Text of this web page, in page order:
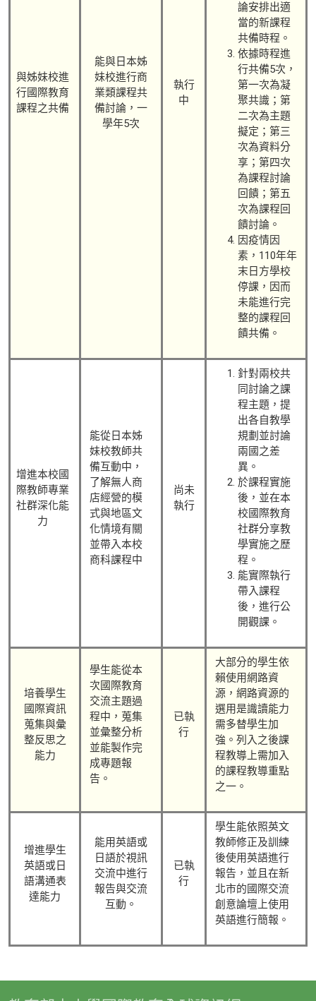
與姊妹校進
行國際教育
課程之共備
能與日本姊
妹校進行商
業類課程共
備討論，一
學年5次
執行
中
論安排出適
當的新課程
共備時程。
依據時程進
行共備5次，
第一次為凝
聚共識；第
二次為主題
擬定；第三
次為資料分
享；第四次
為課程討論
回饋；第五
次為課程回
饋討論。
因疫情因
素，110年年
末日方學校
停課，因而
未能進行完
整的課程回
饋共備。
增進本校國
際教師專業
社群深化能
力
能從日本姊
妹校教師共
備互動中，
了解無人商
店經營的模
式與地區文
化情境有關
並帶入本校
商科課程中
尚未
執行
針對兩校共
同討論之課
程主題，提
出各自教學
規劃並討論
兩國之差
異。
於課程實施
後，並在本
校國際教育
社群分享教
學實施之歷
程。
能實際執行
帶入課程
後，進行公
開觀課。
培養學生
國際資訊
蒐集與彙
整反思之
能力
學生能從本
次國際教育
交流主題過
程中，蒐集
並彙整分析
並能製作完
成專題報
告。
已執
行
大部分的學生依
賴使用網路資
源，網路資源的
選用是識讀能力
需多替學生加
強。列入之後課
程教導上需加入
的課程教導重點
之一。
增進學生
英語或日
語溝通表
達能力
能用英語或
日語於視訊
交流中進行
報告與交流
互動。
已執
行
學生能依照英文
教師修正及訓練
後使用英語進行
報告，並且在新
北市的國際交流
創意論壇上使用
英語進行簡報。